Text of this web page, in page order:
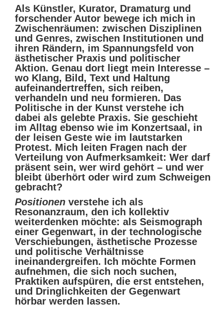
Als Künstler, Kurator, Dramaturg und
forschender Autor bewege ich mich in
Zwischenräumen: zwischen Disziplinen
und Genres, zwischen Institutionen und
ihren Rändern, im Spannungsfeld von
ästhetischer Praxis und politischer
Aktion. Genau dort liegt mein Interesse –
wo Klang, Bild, Text und Haltung
aufeinandertreffen, sich reiben,
verhandeln und neu formieren. Das
Politische in der Kunst verstehe ich
dabei als gelebte Praxis. Sie geschieht
im Alltag ebenso wie im Konzertsaal, in
der leisen Geste wie im lautstarken
Protest. Mich leiten Fragen nach der
Verteilung von Aufmerksamkeit: Wer darf
präsent sein, wer wird gehört – und wer
bleibt überhört oder wird zum Schweigen
gebracht?
Positionen verstehe ich als
Resonanzraum, den ich kollektiv
weiterdenken möchte: als Seismograph
einer Gegenwart, in der technologische
Verschiebungen, ästhetische Prozesse
und politische Verhältnisse
ineinandergreifen. Ich möchte Formen
aufnehmen, die sich noch suchen,
Praktiken aufspüren, die erst entstehen,
und Dringlichkeiten der Gegenwart
hörbar werden lassen.